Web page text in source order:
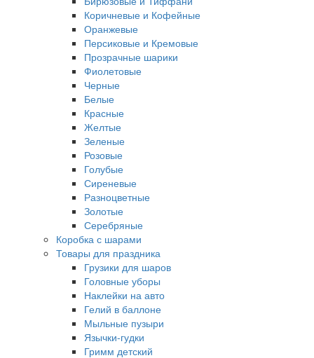
Коричневые и Кофейные
Оранжевые
Персиковые и Кремовые
Прозрачные шарики
Фиолетовые
Черные
Белые
Красные
Желтые
Зеленые
Розовые
Голубые
Сиреневые
Разноцветные
Золотые
Серебряные
Коробка с шарами
Товары для праздника
Грузики для шаров
Головные уборы
Наклейки на авто
Гелий в баллоне
Мыльные пузыри
Язычки-гудки
Гримм детский